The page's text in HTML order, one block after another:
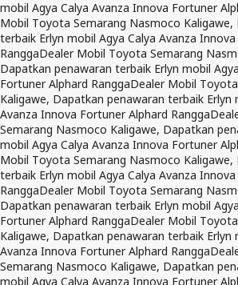
mobil Agya Calya Avanza Innova Fortuner
Mobil Toyota Semarang Nasmoco Kaligawe,
terbaik Erlyn mobil Agya Calya Avanza
RanggaDealer Mobil Toyota Semarang
Dapatkan penawaran terbaik Erlyn mobil
Fortuner Alphard RanggaDealer Mobil
Kaligawe, Dapatkan penawaran terbaik Erlyn
Avanza Innova Fortuner Alphard Rangga
Semarang Nasmoco Kaligawe, Dapatkan
mobil Agya Calya Avanza Innova Fortuner
Mobil Toyota Semarang Nasmoco Kaligawe,
terbaik Erlyn mobil Agya Calya Avanza
RanggaDealer Mobil Toyota Semarang
Dapatkan penawaran terbaik Erlyn mobil
Fortuner Alphard RanggaDealer Mobil
Kaligawe, Dapatkan penawaran terbaik Erlyn
Avanza Innova Fortuner Alphard Rangga
Semarang Nasmoco Kaligawe, Dapatkan
mobil Agya Calya Avanza Innova Fortuner